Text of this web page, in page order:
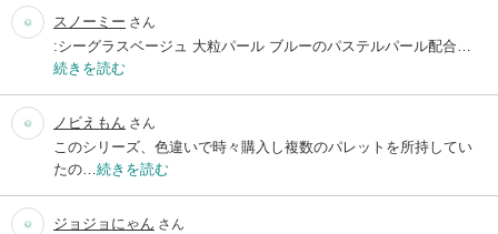
スノーミー さん
:シーグラスベージュ 大粒パール ブルーのパステルパール配合…
続きを読む
ノビえもん さん
このシリーズ、色違いで時々購入し複数のパレットを所持してい
たの… 続きを読む
ジョジョにゃん さん